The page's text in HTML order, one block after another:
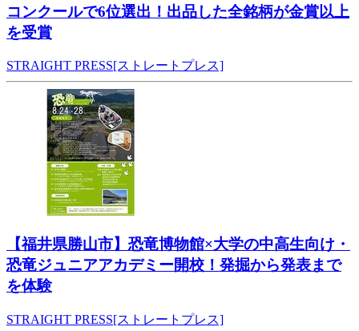
コンクールで6位選出！出品した全銘柄が金賞以上
を受賞
STRAIGHT PRESS[ストレートプレス]
【福井県勝山市】恐竜博物館×大学の中高生向け・
恐竜ジュニアアカデミー開校！発掘から発表まで
を体験
STRAIGHT PRESS[ストレートプレス]